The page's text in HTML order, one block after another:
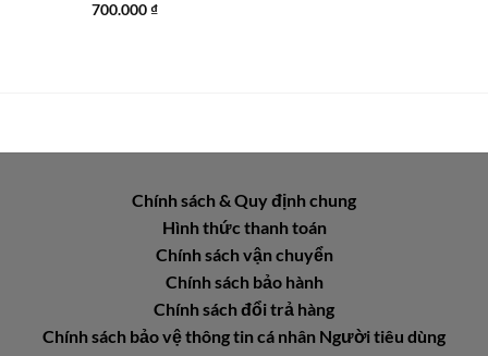
700.000₫
Chính sách & Quy định chung
Hình thức thanh toán
Chính sách vận chuyển
Chính sách bảo hành
Chính sách đổi trả hàng
Chính sách bảo vệ thông tin cá nhân Người tiêu dùng